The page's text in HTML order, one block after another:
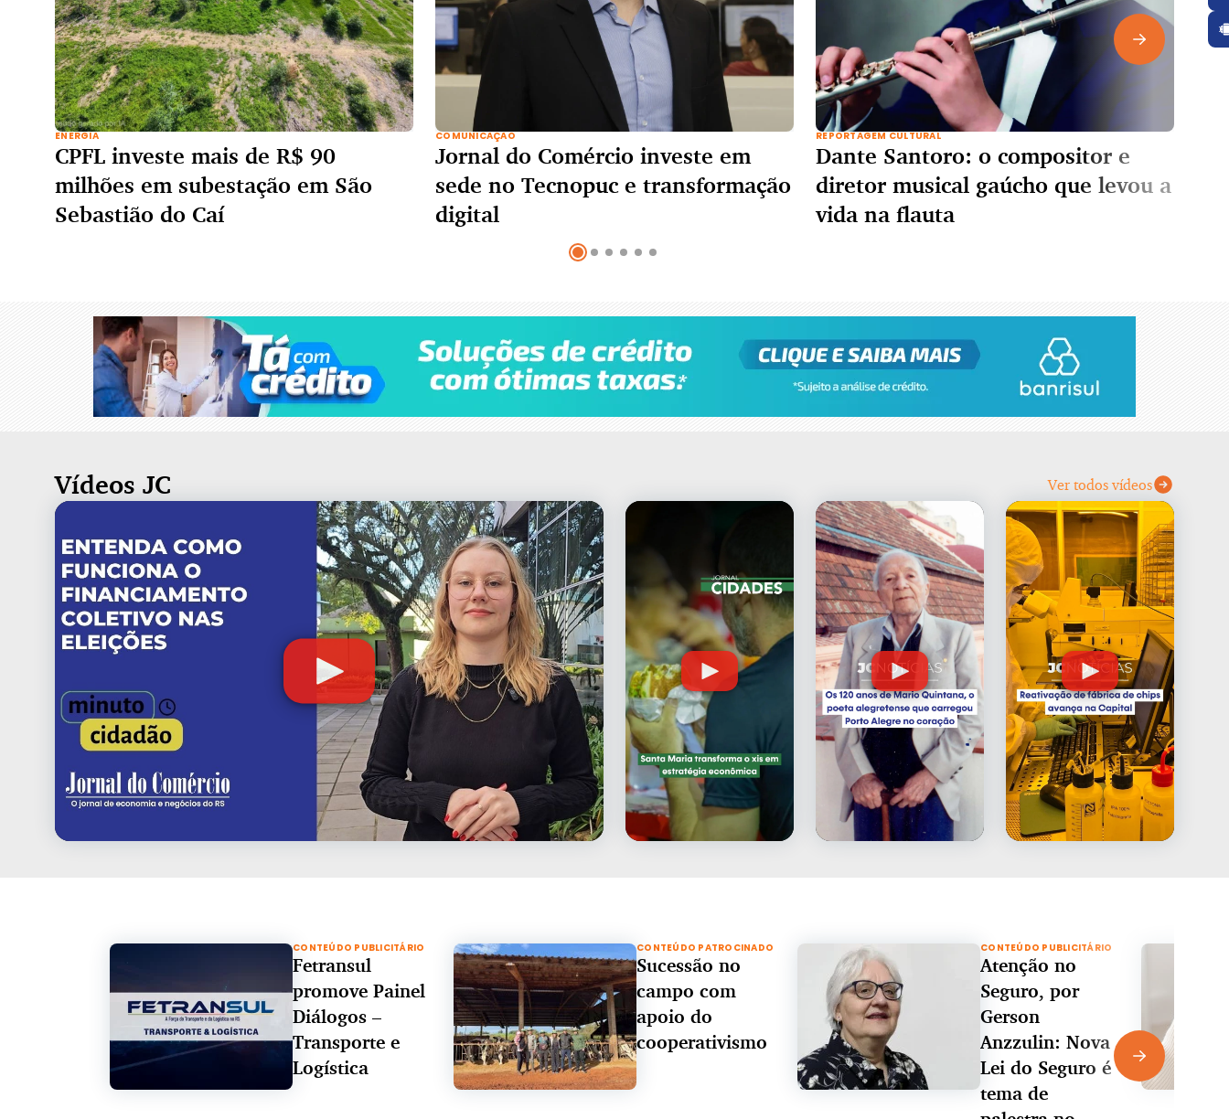
ENERGIA
CPFL investe mais de R$ 90
milhões em subestação em São
Sebastião do Caí
COMUNICAÇÃO
Jornal do Comércio investe em
sede no Tecnopuc e transformação
digital
REPORTAGEM CULTURAL
Dante Santoro: o compositor e
diretor musical gaúcho que levou a
vida na flauta
Vídeos JC Ver todos vídeos
CONTEÚDO PUBLICITÁRIO
Fetransul
promove Painel
Diálogos –
Transporte e
Logística
CONTEÚDO PATROCINADO
Sucessão no
campo com
apoio do
cooperativismo
CONTEÚDO PUBLICITÁRIO
Atenção no
Seguro, por
Gerson
Anzzulin: Nova
Lei do Seguro é
tema de